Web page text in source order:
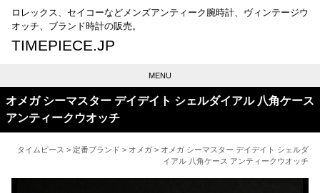
ロレックス、セイコーなどメンズアンティーク腕時計、ヴィンテージウ
オッチ、ブランド時計の販売。
TIMEPIECE.JP
MENU
オメガ シーマスター デイデイト シェルダイアル 八角ケース
アンティークウオッチ
タイムピース > 定番ブランド > オメガ > オメガ シーマスター デイデイト シェルダ
イアル 八角ケース アンティークウオッチ